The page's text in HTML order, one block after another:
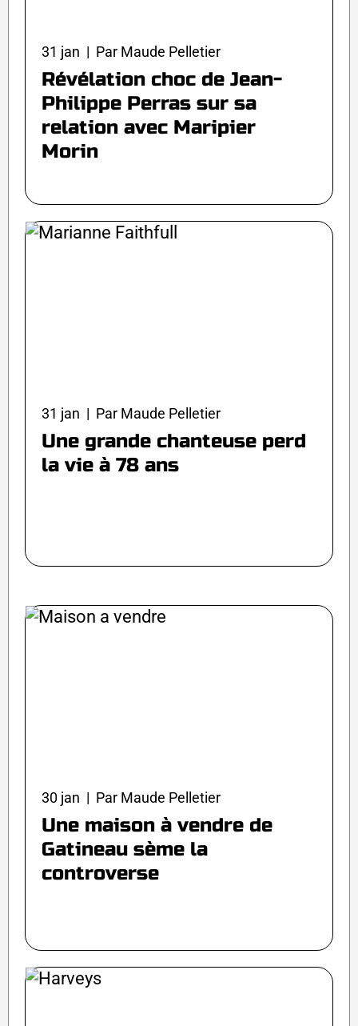
31 jan | Par Maude Pelletier
Révélation choc de Jean-
Philippe Perras sur sa
relation avec Maripier
Morin
31 jan | Par Maude Pelletier
Une grande chanteuse perd
la vie à 78 ans
30 jan | Par Maude Pelletier
Une maison à vendre de
Gatineau sème la
controverse